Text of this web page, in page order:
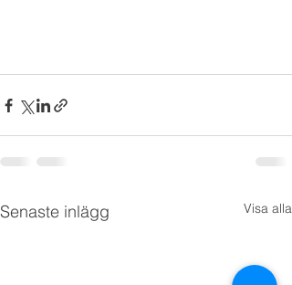
Senaste inlägg Visa alla